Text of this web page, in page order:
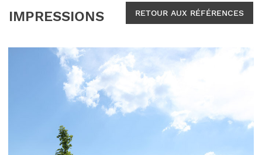
IMPRESSIONS RETOUR AUX RÉFÉRENCES